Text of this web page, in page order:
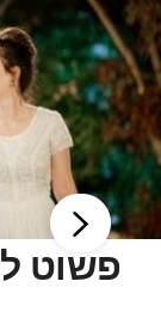
פשוט